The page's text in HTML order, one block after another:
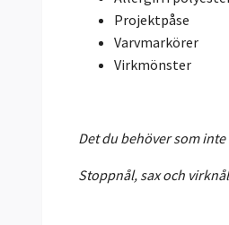
Projektpåse
Varvmarkörer
Virkmönster
Det du behöver som
Stoppnål, sax och